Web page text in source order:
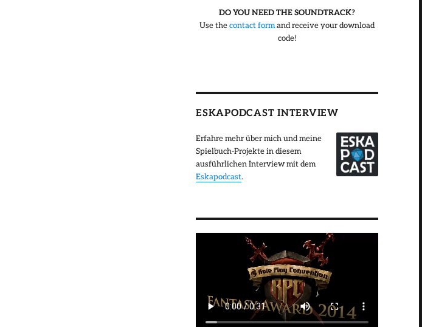
DO YOU NEED THE SOUNDTRACK?
Use thecontact formand receive your download
code!
ESKAPODCAST INTERVIEW
Erfahre mehr über mich und meine
Spielbuch-Projekte in diesem
ausführlichen Interview mit dem
Eskapodcast.